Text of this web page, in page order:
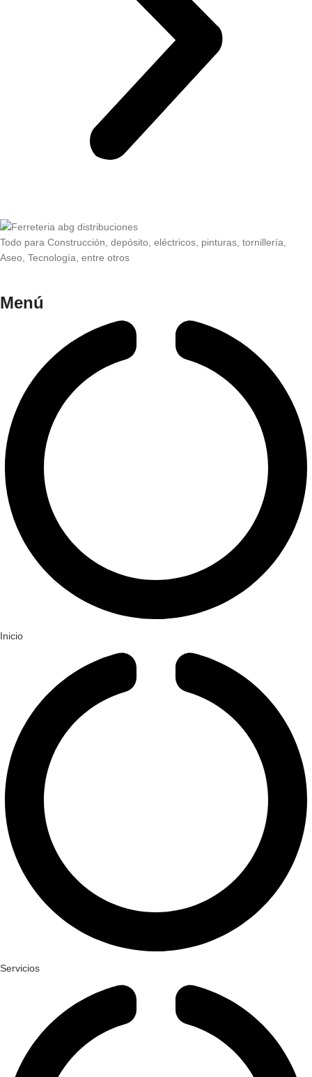
Todo para Construcción, depósito, eléctricos, pinturas, tornillería,
Aseo, Tecnología, entre otros
Menú
Inicio
Servicios